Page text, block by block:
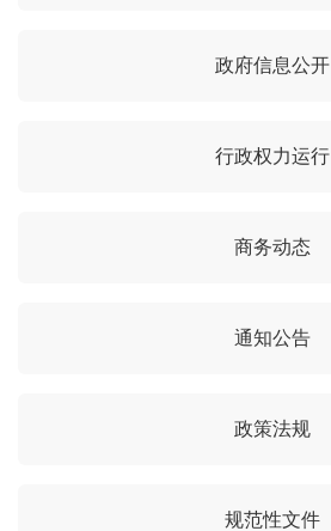
政府信息公开
行政权力运行
商务动态
通知公告
政策法规
规范性文件